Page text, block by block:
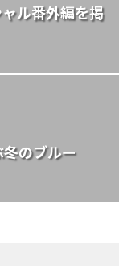
ル番外編を掲
のブルー